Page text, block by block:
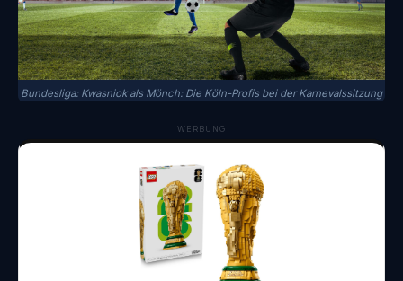
Bundesliga: Kwasniok als Mönch: Die Köln-Profis bei der Karnevalssitzung
WERBUNG